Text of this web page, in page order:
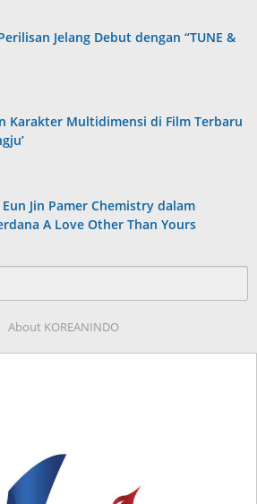
Jelang Debut dengan “TUNE &
Karakter Multidimensi di Film Terbaru
Jin Pamer Chemistry dalam
A Love Other Than Yours
About KOREANINDO